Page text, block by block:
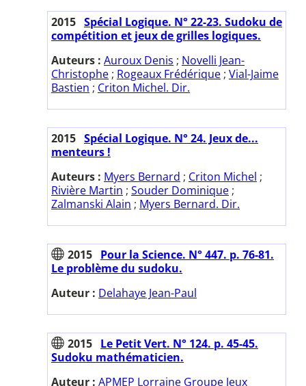
2015 Spécial Logique. N° 22-23. Sudoku de
compétition et jeux de grilles logiques.
Auteurs : Auroux Denis ; Novelli Jean-
Christophe ; Rogeaux Frédérique ; Vial-Jaime
Bastien ; Criton Michel. Dir.
2015 Spécial Logique. N° 24. Jeux de...
menteurs !
Auteurs : Myers Bernard ; Criton Michel ;
Rivière Martin ; Souder Dominique ;
Zalmanski Alain ; Myers Bernard. Dir.
2015 Pour la Science. N° 447. p. 76-81.
Le problème du sudoku.
Auteur : Delahaye Jean-Paul
2015 Le Petit Vert. N° 124. p. 45-45.
Sudoku mathématicien.
Auteur : APMEP Lorraine Groupe Jeux